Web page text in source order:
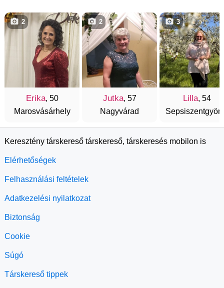
Erika, 50
Marosvásárhely
2
Jutka, 57
Nagyvárad
2
Lilla, 54
3
Keresztény társkereső társkereső, társkeresés mobilon is
Elérhetőségek
Felhasználási feltételek
Adatkezelési nyilatkozat
Biztonság
Cookie
Súgó
Társkereső tippek